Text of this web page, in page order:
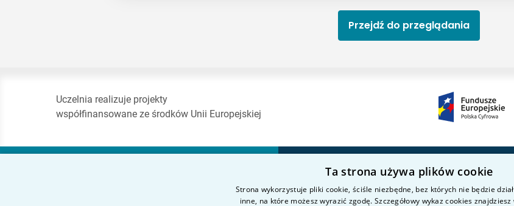
Przejdź do przeglądania
Uczelnia realizuje projekty
współfinansowane ze środków Unii Europejskiej
Kierunki studiów
O uczelni
Nauka i badania
Intranet
Ta strona używa plików cookie
Strona wykorzystuje pliki cookie, ściśle niezbędne, bez których nie będzie
inne, na które możesz wyrazić zgodę. Szczegółowy wykaz cookies znajdziesz